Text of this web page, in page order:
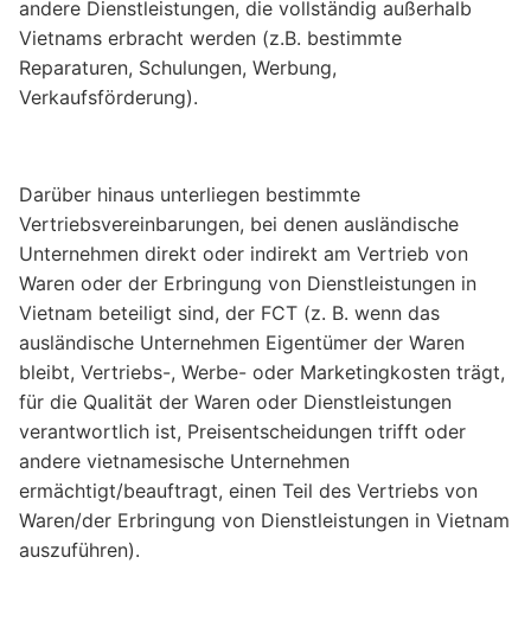
andere Dienstleistungen, die vollständig außerhalb
Vietnams erbracht werden (z.B. bestimmte
Reparaturen, Schulungen, Werbung,
Verkaufsförderung).
Darüber hinaus unterliegen bestimmte
Vertriebsvereinbarungen, bei denen ausländische
Unternehmen direkt oder indirekt am Vertrieb von
Waren oder der Erbringung von Dienstleistungen in
Vietnam beteiligt sind, der FCT (z. B. wenn das
ausländische Unternehmen Eigentümer der Waren
bleibt, Vertriebs-, Werbe- oder Marketingkosten trägt,
für die Qualität der Waren oder Dienstleistungen
verantwortlich ist, Preisentscheidungen trifft oder
andere vietnamesische Unternehmen
ermächtigt/beauftragt, einen Teil des Vertriebs von
Waren/der Erbringung von Dienstleistungen in Vietnam
auszuführen).